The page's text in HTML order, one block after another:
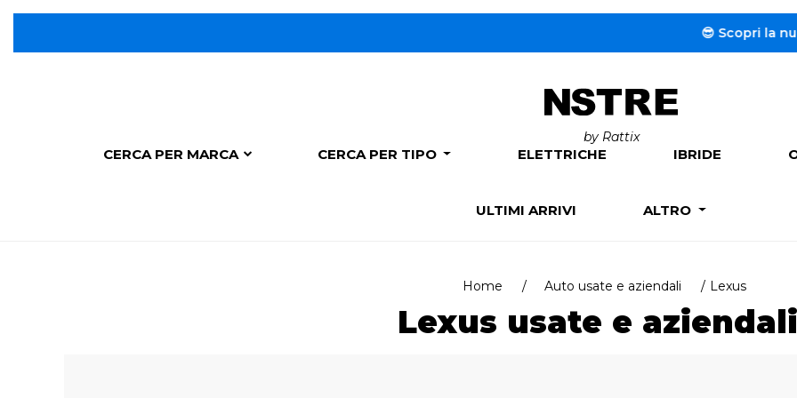
😎 Scopri la nuova
by Rattix
CERCA PER MARCA CERCA PER TIPO ELETTRICHE IBRIDE
ULTIMI ARRIVI ALTRO
Home Auto usate e aziendali Lexus
Lexus usate e aziendali